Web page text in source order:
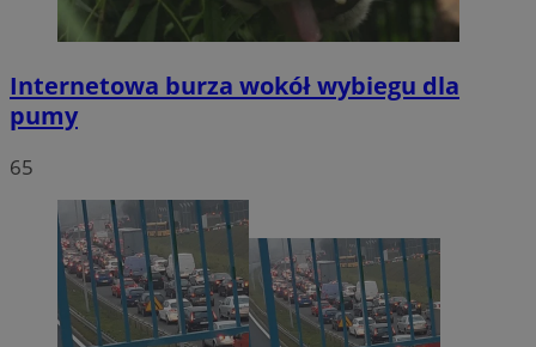
Internetowa burza wokół wybiegu dla
pumy
65